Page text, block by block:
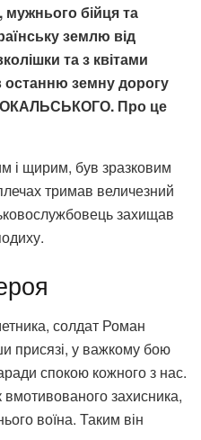
мужнього бійця та
землю від
та з квітами
останню земну дорогу
Про це
і щирим, був зразковим
тримав величезний
захищав
солдат Роман
у важкому бою
спокою кожного з нас.
захисника,
воїна. Таким він